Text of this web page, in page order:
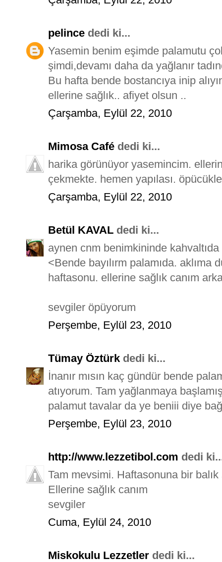
pelince dedi ki...
Yasemin benim eşimde palamutu
şimdi,devamı daha da yağlanır
Bu hafta bende bostancıya inip
ellerine sağlık.. afiyet olsun ..
Çarşamba, Eylül 22, 2010
Mimosa Café dedi ki...
harika görünüyor yasemincim.
çekmekte. hemen yapılası.
Çarşamba, Eylül 22, 2010
Betül KAVAL dedi ki...
aynen cnm benimkininde
<Bende bayılırm palamıda.
haftasonu. ellerine sağlık canım
sevgiler öpüyorum
Perşembe, Eylül 23, 2010
Tümay Öztürk dedi ki...
İnanır mısın kaç gündür bende
atıyorum. Tam yağlanmaya
palamut tavalar da ye beniii diye
Perşembe, Eylül 23, 2010
http://www.lezzetibol.com dedi
Tam mevsimi. Haftasonuna bir balık
Ellerine sağlık canım
sevgiler
Cuma, Eylül 24, 2010
Miskokulu Lezzetler dedi ki...